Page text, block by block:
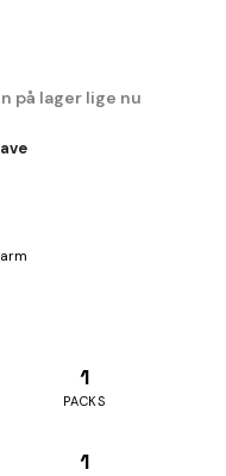
på lager lige nu
1
PACKS
1